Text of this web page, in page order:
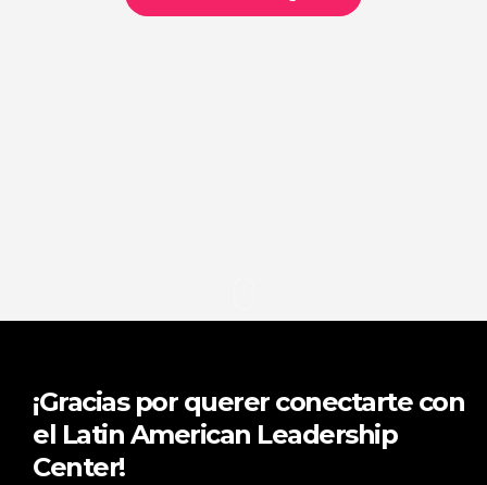
¡Gracias por querer conectarte con
el Latin American Leadership
Center!